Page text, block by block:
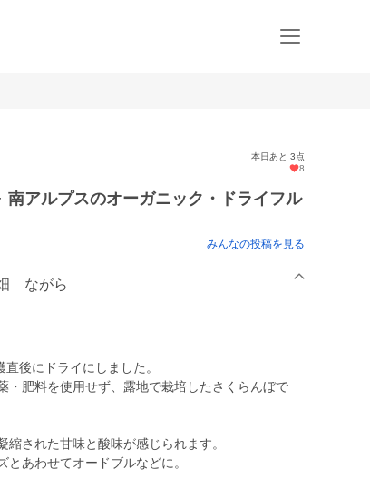
本日あと 3点
8
南アルプスのオーガニック・ドライフル
みんなの投稿を見る
ながら
後にドライにしました。
・肥料を使用せず、露地で栽培したさくらんぼで
された甘味と酸味が感じられます。
あわせてオードブルなどに。